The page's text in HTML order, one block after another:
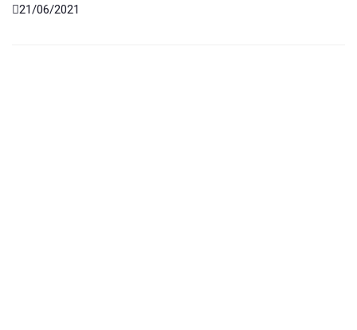
21/06/2021